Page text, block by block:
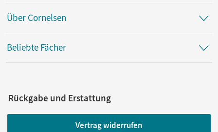
Über Cornelsen
Beliebte Fächer
Rückgabe und Erstattung
Vertrag widerrufen